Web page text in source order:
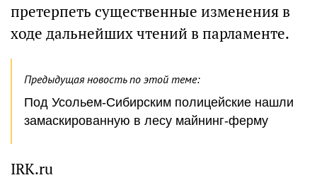
претерпеть существенные изменения в
ходе дальнейших чтений в парламенте.
Предыдущая новость по этой теме:
Под Усольем-Сибирским полицейские нашли
замаскированную в лесу майнинг-ферму
IRK.ru